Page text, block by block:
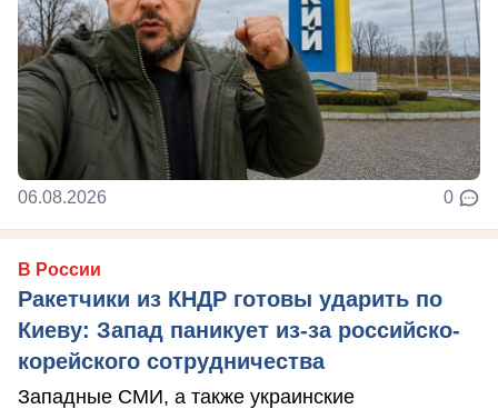
06.08.2026 0
В России
Ракетчики из КНДР готовы ударить по
Киеву: Запад паникует из-за российско-
корейского сотрудничества
Западные СМИ, а также украинские